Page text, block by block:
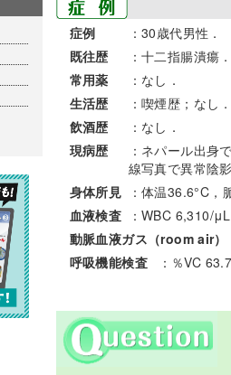
症例
：30歳代男性．
既往歴
：十二指腸潰瘍．
常用薬
：なし．
生活歴
：喫煙歴；なし．
飲酒歴
：なし．
現病歴
：ネパール出身
線写真で異常陰
身体所見
：体温36.6°C
血液検査
：WBC 6,310/
動脈血液ガス（room air）
呼吸機能検査
：％VC